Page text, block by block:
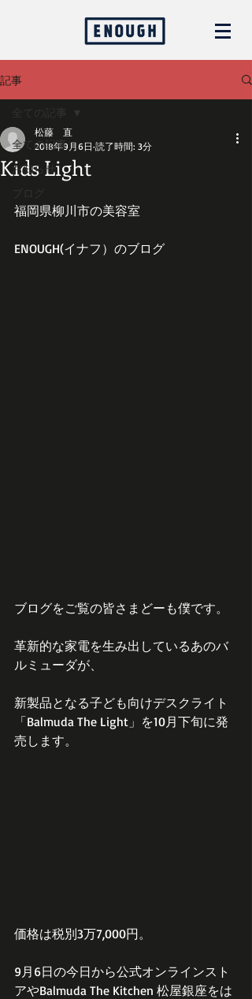
記事
全ての記事
お知らせ
ブログ
全ての記事
Kids Light
松藤 直
2018年9月6日 読了時間: 3分
福岡県柳川市の美容室
ENOUGH(イナフ）のブログ
ブログをご覧の皆さまどーも僕です。
革新的な家電を生み出しているあのバ
ルミューダが、
新製品となる子ども向けデスクライト
「Balmuda The Light」を10月下旬に発
売します。
価格は税別3万7,000円。
9月6日の今日から公式オンラインスト
アやBalmuda The Kitchen 松屋銀座をは